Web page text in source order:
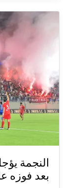
النجمة
بعد فوزه